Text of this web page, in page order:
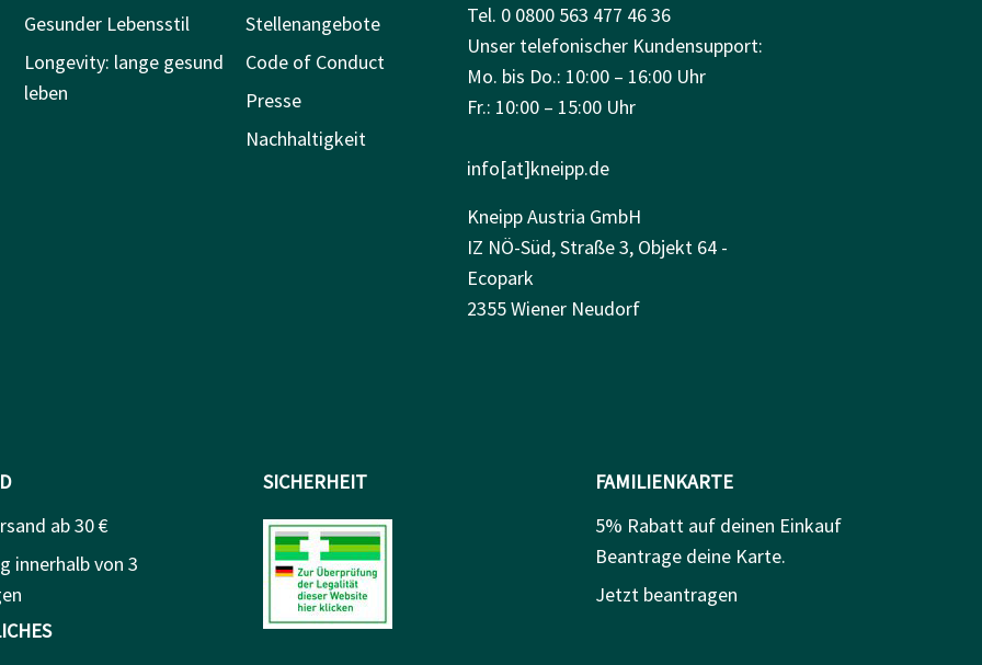
Gesunder Lebensstil
Longevity: lange gesund
leben
Stellenangebote
Code of Conduct
Presse
Nachhaltigkeit
Tel. 0 0800 563 477 46 36
Unser telefonischer Kundensupport:
Mo. bis Do.: 10:00 – 16:00 Uhr
Fr.: 10:00 – 15:00 Uhr
info[at]kneipp.de
Kneipp Austria GmbH
IZ NÖ-Süd, Straße 3, Objekt 64 -
Ecopark
2355 Wiener Neudorf
ab 30 €
innerhalb von 3
SICHERHEIT
FAMILIENKARTE
5% Rabatt auf deinen Einkauf
Beantrage deine Karte.
Jetzt beantragen